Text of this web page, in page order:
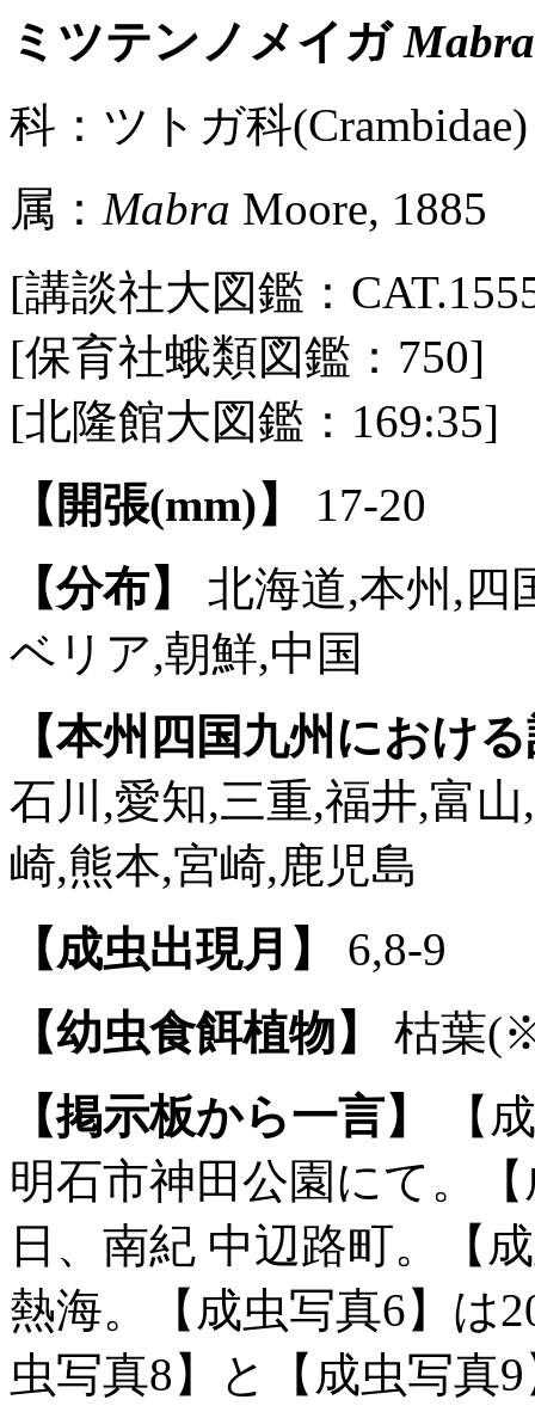
ミツテンノメイガ
科：ツトガ科
属： Mabra Moore, 1885
[講談社大図鑑：
[保育社蛾類図鑑：750]
[北隆館大図鑑：169:35]
【開張(mm)】
17-20
【分布】
北海道,本州,四
ベリア,朝鮮,中国
【本州四国九州におけ
石川,愛知,三重,福井,富
崎,熊本,宮崎,鹿児島
【成虫出現月】
6,8-9
【幼虫食餌植物】
枯葉
【掲示板から一言】
【
明石市神田公園にて。
日、南紀 中辺路町。【
熱海。【成虫写真6】は
虫写真8】と【成虫写真